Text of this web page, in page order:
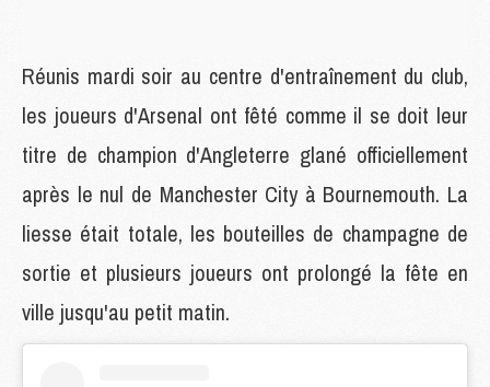
Réunis mardi soir au centre d'entraînement du club,
les joueurs d'Arsenal ont fêté comme il se doit leur
titre de champion d'Angleterre glané officiellement
après le nul de Manchester City à Bournemouth. La
liesse était totale, les bouteilles de champagne de
sortie et plusieurs joueurs ont prolongé la fête en
ville jusqu'au petit matin.